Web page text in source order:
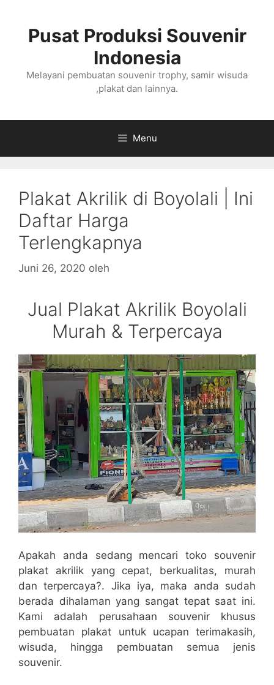
Pusat Produksi Souvenir
Indonesia
Melayani pembuatan souvenir trophy, samir wisuda
,plakat dan lainnya.
Menu
Plakat Akrilik di Boyolali | Ini
Daftar Harga
Terlengkapnya
Juni 26, 2020 oleh
Jual Plakat Akrilik Boyolali
Murah & Terpercaya
Apakah anda sedang mencari toko souvenir
plakat akrilik yang cepat, berkualitas, murah
dan terpercaya?. Jika iya, maka anda sudah
berada dihalaman yang sangat tepat saat ini.
Kami adalah perusahaan souvenir khusus
pembuatan plakat untuk ucapan terimakasih,
wisuda, hingga pembuatan semua jenis
souvenir.